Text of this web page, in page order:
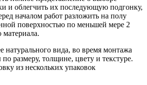
и облегчить их последующую подгонку,
началом работ разложить на полу
поверхностью по меньшей мере 2
натурального вида, во время монтажа
размеру, толщине, цвету и текстуре.
из нескольких упаковок